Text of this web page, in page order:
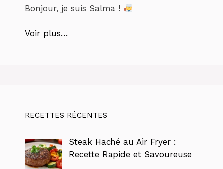
Bonjour, je suis Salma !
Voir plus…
RECETTES RÉCENTES
Steak Haché au Air Fryer :
Recette Rapide et Savoureuse